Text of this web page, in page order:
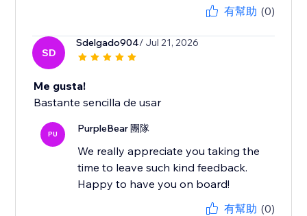
有幫助 (0)
SD
Sdelgado904/ Jul 21, 2026
Me gusta!
Bastante sencilla de usar
PU PurpleBear 團隊
We really appreciate you taking the
time to leave such kind feedback.
Happy to have you on board!
有幫助 (0)